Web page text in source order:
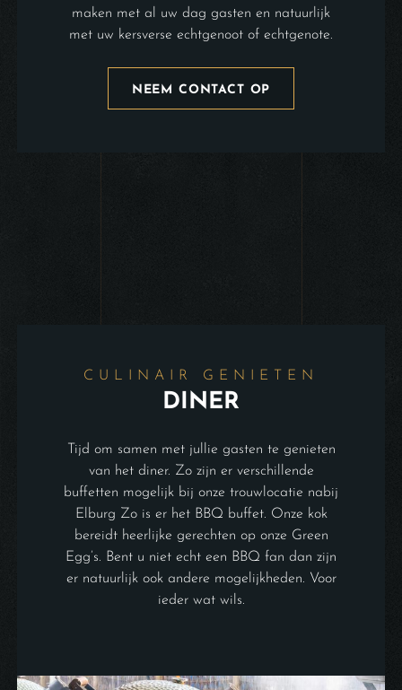
maken met al uw dag gasten en natuurlijk
met uw kersverse echtgenoot of echtgenote.
NEEM CONTACT OP
CULINAIR GENIETEN
DINER
Tijd om samen met jullie gasten te genieten
van het diner. Zo zijn er verschillende
buffetten mogelijk bij onze trouwlocatie nabij
Elburg Zo is er het BBQ buffet. Onze kok
bereidt heerlijke gerechten op onze Green
Egg’s. Bent u niet echt een BBQ fan dan zijn
er natuurlijk ook andere mogelijkheden. Voor
ieder wat wils.